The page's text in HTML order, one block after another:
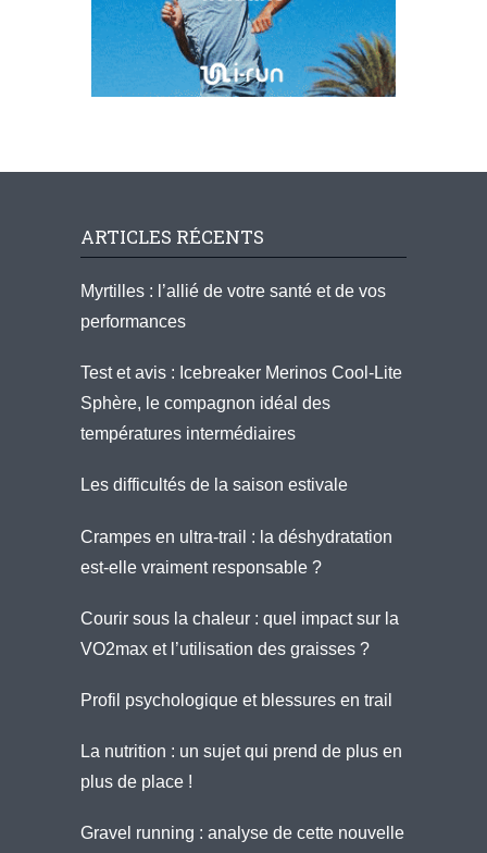
ARTICLES RÉCENTS
Myrtilles : l’allié de votre santé et de vos
performances
Test et avis : Icebreaker Merinos Cool-Lite
Sphère, le compagnon idéal des
températures intermédiaires
Les difficultés de la saison estivale
Crampes en ultra-trail : la déshydratation
est-elle vraiment responsable ?
Courir sous la chaleur : quel impact sur la
VO2max et l’utilisation des graisses ?
Profil psychologique et blessures en trail
La nutrition : un sujet qui prend de plus en
plus de place !
Gravel running : analyse de cette nouvelle